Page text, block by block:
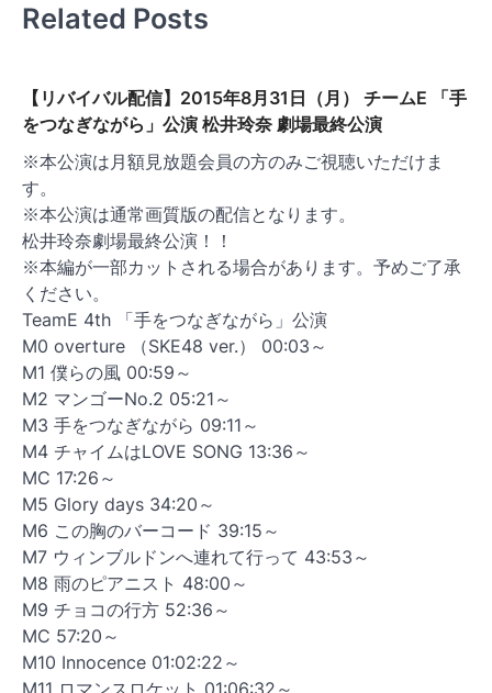
ゲ
シ
ョ
ン
Related Posts
【リバイバル配信】2015年8月31日（月） チームE 「手
をつなぎながら」公演 松井玲奈 劇場最終公演
※本公演は月額見放題会員の方のみご視聴いただけま
す。
※本公演は通常画質版の配信となります。
松井玲奈劇場最終公演！！
※本編が一部カットされる場合があります。予めご了承
ください。
TeamE 4th 「手をつなぎながら」公演
M0 overture （SKE48 ver.） 00:03～
M1 僕らの風 00:59～
M2 マンゴーNo.2 05:21～
M3 手をつなぎながら 09:11～
M4 チャイムはLOVE SONG 13:36～
MC 17:26～
M5 Glory days 34:20～
M6 この胸のバーコード 39:15～
M7 ウィンブルドンへ連れて行って 43:53～
M8 雨のピアニスト 48:00～
M9 チョコの行方 52:36～
MC 57:20～
M10 Innocence 01:02:22～